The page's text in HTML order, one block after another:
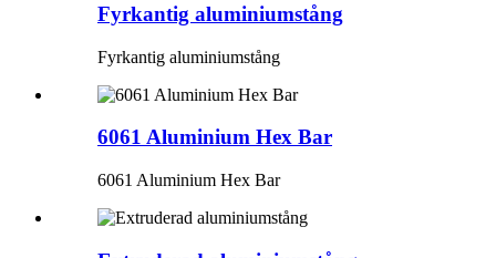
Fyrkantig aluminiumstång
Fyrkantig aluminiumstång
6061 Aluminium Hex Bar
6061 Aluminium Hex Bar